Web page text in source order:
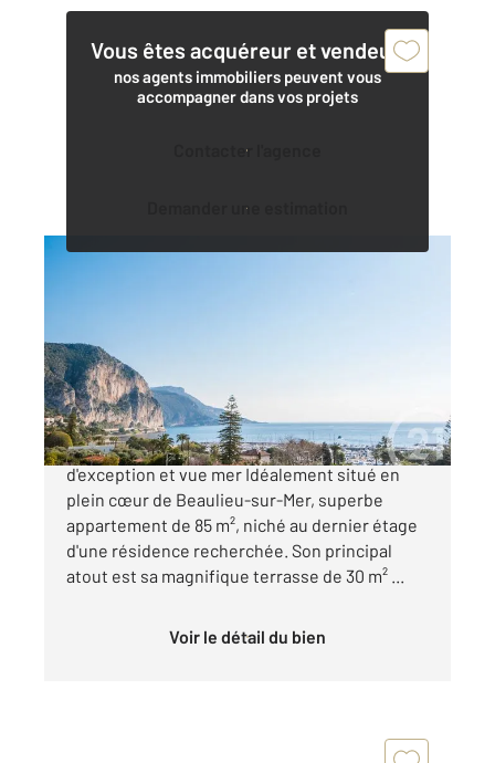
Vous êtes acquéreur et vendeur,
nos agents immobiliers peuvent vous
accompagner dans vos projets
Contacter l'agence
Demander une estimation
Appartement F4 à vendre
1 100 000 €
Beaulieu-sur-Mer Dernier étage avec terrasse
d'exception et vue mer Idéalement situé en
plein cœur de Beaulieu-sur-Mer, superbe
appartement de 85 m², niché au dernier étage
d'une résidence recherchée. Son principal
atout est sa magnifique terrasse de 30 m² ...
Voir le détail du bien